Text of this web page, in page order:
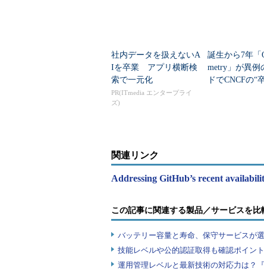
社内データを扱えないA
Iを卒業 アプリ横断検
索で一元化
PR(ITmedia エンタープライ
ズ)
誕生から7年「
metry」が異例
ドでCNCFの“
関連リンク
Addressing GitHub’s recent
この記事に関連する製品／サービスを比
バッテリー容量と寿命、保守サービスが
技能レベルや公的認証取得も確認ポイン
運用管理レベルと最新技術の対応力は？